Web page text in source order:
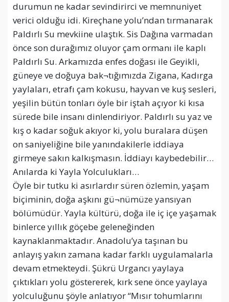
durumun ne kadar sevindirirci ve memnuniyet
verici olduğu idi. Kireçhane yolu’ndan tırmanarak
Paldırlı Su mevkiine ulaştık. Sis Dağına varmadan
önce son durağımız oluyor çam ormanı ile kaplı
Paldırlı Su. Arkamızda enfes doğası ile Geyikli,
güneye ve doğuya bak¬tığımızda Zigana, Kadırga
yaylaları, etrafı çam kokusu, hayvan ve kuş sesleri,
yeşilin bütün tonları öyle bir iştah açıyor ki kısa
sürede bile insanı dinlendiriyor. Paldırlı su yaz ve
kış o kadar soğuk akıyor ki, yolu buralara düşen
on saniyeliğine bile yanındakilerle iddiaya
girmeye sakın kalkışmasın. İddiayı kaybedebilir…
Anılarda ki Yayla Yolculukları…
Öyle bir tutku ki asırlardır süren özlemin, yaşam
biçiminin, doğa aşkını gü¬nümüze yansıyan
bölümüdür. Yayla kültürü, doğa ile iç içe yaşamak
binlerce yıllık göçebe geleneğinden
kaynaklanmaktadır. Anadolu’ya taşınan bu
anlayış yakın zamana kadar farklı uygulamalarla
devam etmekteydi. Şükrü Urgancı yaylaya
çıktıkları yolu göstererek, kırk sene önce yaylaya
yolculuğunu şöyle anlatıyor “Mısır tohumlarını